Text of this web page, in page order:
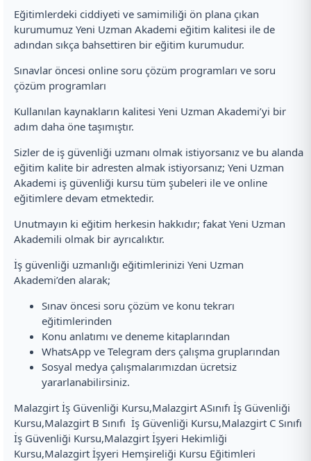
Eğitimlerdeki ciddiyeti ve samimiliği ön plana çıkan
kurumumuz Yeni Uzman Akademi eğitim kalitesi ile de
adından sıkça bahsettiren bir eğitim kurumudur.
Sınavlar öncesi online soru çözüm programları ve soru
çözüm programları
Kullanılan kaynakların kalitesi Yeni Uzman Akademi’yi bir
adım daha öne taşımıştır.
Sizler de iş güvenliği uzmanı olmak istiyorsanız ve bu alanda
eğitim kalite bir adresten almak istiyorsanız; Yeni Uzman
Akademi iş güvenliği kursu tüm şubeleri ile ve online
eğitimlere devam etmektedir.
Unutmayın ki eğitim herkesin hakkıdır; fakat Yeni Uzman
Akademili olmak bir ayrıcalıktır.
İş güvenliği uzmanlığı eğitimlerinizi Yeni Uzman
Akademi’den alarak;
Sınav öncesi soru çözüm ve konu tekrarı
eğitimlerinden
Konu anlatımı ve deneme kitaplarından
WhatsApp ve Telegram ders çalışma gruplarından
Sosyal medya çalışmalarımızdan ücretsiz
yararlanabilirsiniz.
Malazgirt İş Güvenliği Kursu,Malazgirt ASınıfı İş Güvenliği
Kursu,Malazgirt B Sınıfı İş Güvenliği Kursu,Malazgirt C Sınıfı
İş Güvenliği Kursu,Malazgirt İşyeri Hekimliği
Kursu,Malazgirt İşyeri Hemşireliği Kursu Eğitimleri